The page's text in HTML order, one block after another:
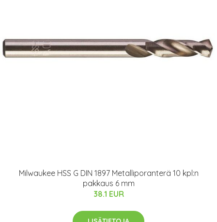
Milwaukee HSS G DIN 1897 Metalliporanterä 10 kpl:n
pakkaus 6 mm
38.1 EUR